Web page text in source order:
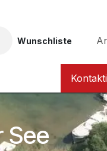
Wunschliste
Nordhessen Karte
See